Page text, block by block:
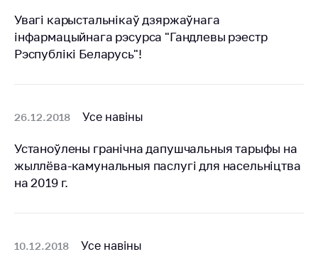
Рэдакцыя
часопіса
«Гермес»
рэгуляванне і
Рэгуляванне
гандлю
рэкламнай
Увагі карыстальнікаў дзяржаўнага
інфармацыйнага рэсурса "Гандлевы рэестр
Рэспублікі Беларусь"!
26.12.2018 Усе навіны
Устаноўлены гранічна дапушчальныя тарыфы на
жыллёва-камунальныя паслугі для насельніцтва
на 2019 г.
10.12.2018 Усе навіны